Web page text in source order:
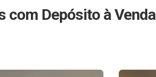
com Depósito à Venda